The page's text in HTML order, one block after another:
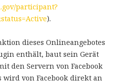
participant?
).
dieses Onlineangebotes
enthält, baut sein Gerät
den Servern von Facebook
von Facebook direkt an